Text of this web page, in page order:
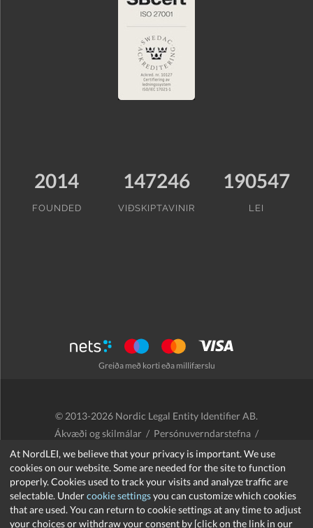
At NordLEI, we believe that your privacy is important. We use
cookies on our website. Some are needed for the site to function
properly. Cookies used to track your visits and analyze traffic are
selectable. Undercookie settingsyou can customize which cookies
that are used. You can return to cookie settings at any time to adjust
your choices or withdraw your consent by [click on the link in our
2014
FOUNDED
147246
VIÐSKIPTAVINIR
190547
LEI
Greiða með korti eða millifærslu
© 2013-2026 Nordic Legal Entity Identifier AB.
Ákvæði og skilmálar / Persónuverndarstefna /
Endurgreiðslustefna / Cookies
support@nordlei.org